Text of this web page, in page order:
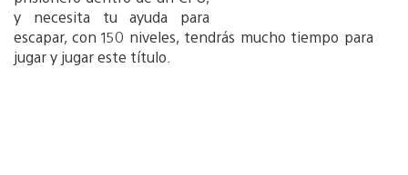
y necesita tu ayuda para
escapar, con 150 niveles, tendrás mucho tiempo para
jugar y jugar este título.